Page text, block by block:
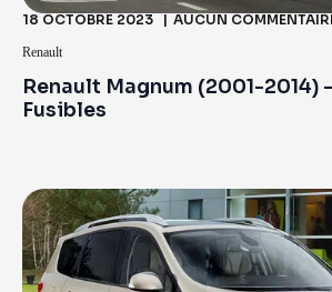
Renault Magnum (2001-2014)
Fusibles
18 OCTOBRE 2023 AUCUN
Renault